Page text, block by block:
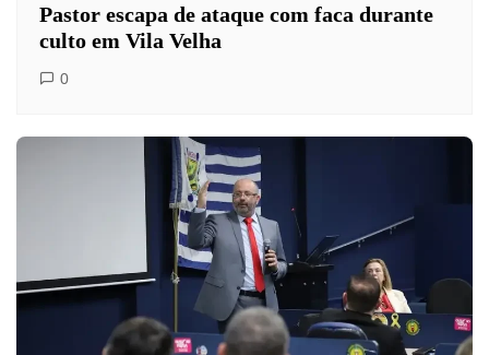
Pastor escapa de ataque com faca durante
culto em Vila Velha
0